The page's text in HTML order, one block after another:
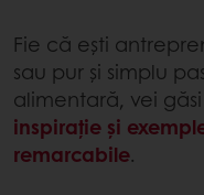
Fie că ești
sau pur și simplu
alimentară, vei
inspirație și
remarcabile.